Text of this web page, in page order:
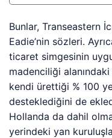
Bunlar, Transeastern
Eadie’nin sözleri.
ticaret simgesinin
madenciliği alanındaki
kendi ürettiği % 100
desteklediğini de
Hollanda da dahil
yerindeki yan